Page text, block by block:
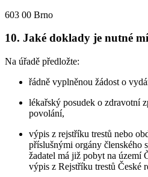
603 00 Brno
10. Jaké doklady je nutné
Na úřadě předložte:
řádně vyplněnou žádost o
lékařský posudek o zdravotní
povolání,
výpis z rejstříku trestů nebo
příslušnými orgány členského
žadatel má již pobyt na území
výpis z Rejstříku trestů České